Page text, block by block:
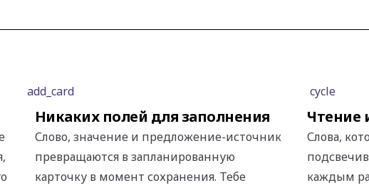
add_card
Никаких полей для заполнения
Слово, значение и предложение-источник
превращаются в запланированную
карточку в момент сохранения. Тебе
cycle
Чтение
Слова,
каждым